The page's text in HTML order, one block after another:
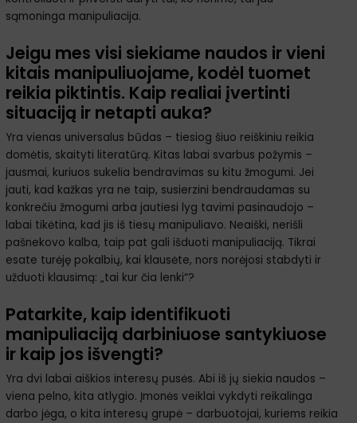
sąmoninga manipuliacija.
Jeigu mes visi siekiame naudos ir vieni
kitais manipuliuojame, kodėl tuomet
reikia piktintis. Kaip realiai įvertinti
situaciją ir netapti auka?
Yra vienas universalus būdas – tiesiog šiuo reiškiniu reikia
domėtis, skaityti literatūrą. Kitas labai svarbus požymis –
jausmai, kuriuos sukelia bendravimas su kitu žmogumi. Jei
jauti, kad kažkas yra ne taip, susierzini bendraudamas su
konkrečiu žmogumi arba jautiesi lyg tavimi pasinaudojo –
labai tikėtina, kad jis iš tiesų manipuliavo. Neaiški, nerišli
pašnekovo kalba, taip pat gali išduoti manipuliaciją. Tikrai
esate turėję pokalbių, kai klausėte, nors norėjosi stabdyti ir
užduoti klausimą: „tai kur čia lenki“?
Patarkite, kaip identifikuoti
manipuliaciją darbiniuose santykiuose
ir kaip jos išvengti?
Yra dvi labai aiškios interesų pusės. Abi iš jų siekia naudos –
viena pelno, kita atlygio. Įmonės veiklai vykdyti reikalinga
darbo jėga, o kita interesų grupė – darbuotojai, kuriems reikia